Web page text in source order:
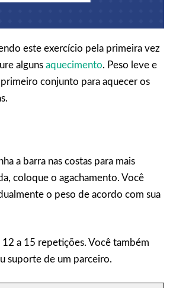
este exercício pela primeira vez
alguns aquecimento. Peso leve e
conjunto para aquecer os
a barra nas costas para mais
coloque o agachamento. Você
o peso de acordo com sua
a 15 repetições. Você também
suporte de um parceiro.